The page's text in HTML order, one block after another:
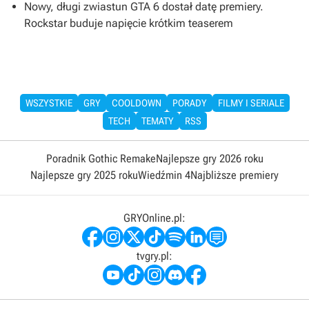
Nowy, długi zwiastun GTA 6 dostał datę premiery.
Rockstar buduje napięcie krótkim teaserem
WSZYSTKIE GRY COOLDOWN PORADY
FILMY I SERIALE
TECH
TEMATY RSS
Poradnik Gothic RemakeNajlepsze gry 2026 roku
Najlepsze gry 2025 rokuWiedźmin 4Najbliższe premiery
GRYOnline.pl:
tvgry.pl: